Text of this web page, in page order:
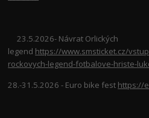
23.5.2026- Návrat Orlických
legend https://www.smsticket.cz/
rockovych-legend-fotbalove-hriste-
28.-31.5.2026 - Euro bike fest https://